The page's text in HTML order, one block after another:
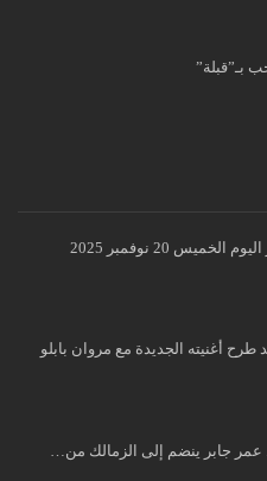
بـ”قبلة”
20 نوفمبر 2025
أغنيته الجديدة مع مروان بابلو
عمر جابر ينضم إلى الزمالك من…